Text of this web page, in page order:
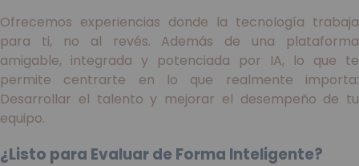
Ofrecemos experiencias donde la tecnología trabaja
para ti, no al revés. Además de una plataforma
amigable, integrada y potenciada por IA, lo que te
permite centrarte en lo que realmente importa:
Desarrollar el talento y mejorar el desempeño de tu
equipo.
¿Listo para Evaluar de Forma Inteligente?